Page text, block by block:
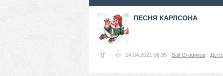
ПЕСНЯ КАРЛСОНА
— 24.04.2021 06:35 Sall Славиков